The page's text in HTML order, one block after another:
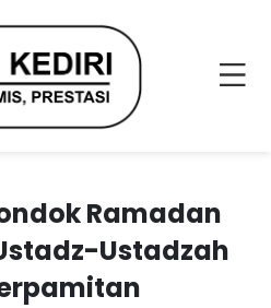
Ramadan
Ustadzah